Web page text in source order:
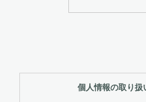
個人情報の取り扱